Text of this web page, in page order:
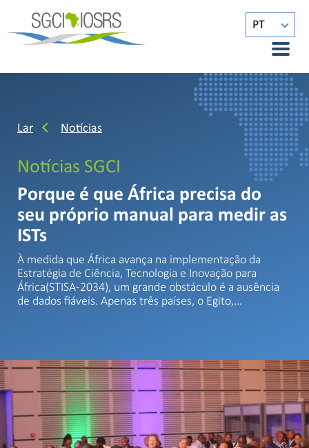
PT
Lar Notícias
Notícias SGCI
Porque é que África precisa do
seu próprio manual para medir as
ISTs
À medida que África avança na implementação da
Estratégia de Ciência, Tecnologia e Inovação para
África(STISA-2034), um grande obstáculo é a ausência
de dados fiáveis. Apenas três países, o Egito,…